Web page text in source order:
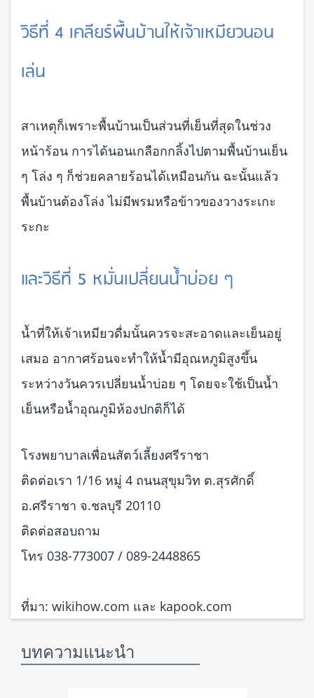
วิธีที่ 4 เคลียร์พื้นบ้านให้เจ้าเหมียวนอน
เล่น
สาเหตุก็เพราะพื้นบ้านเป็นส่วนที่เย็นที่สุดในช่วง
หน้าร้อน การได้นอนเกลือกกลิ้งไปตามพื้นบ้านเย็น
ๆ โล่ง ๆ ก็ช่วยคลายร้อนได้เหมือนกัน ฉะนั้นแล้ว
พื้นบ้านต้องโล่ง ไม่มีพรมหรือข้าวของวางระเกะ
ระกะ
และวิธีที่ 5 หมั่นเปลี่ยนน้ำบ่อย ๆ
น้ำที่ให้เจ้าเหมียวดื่มนั้นควรจะสะอาดและเย็นอยู่
เสมอ อากาศร้อนจะทำให้น้ำมีอุณหภูมิสูงขึ้น
ระหว่างวันควรเปลี่ยนน้ำบ่อย ๆ โดยจะใช้เป็นน้ำ
เย็นหรือน้ำอุณภูมิห้องปกติก็ได้
โรงพยาบาลเพื่อนสัตว์เลี้ยงศรีราชา
ติดต่อเรา 1/16 หมู่ 4 ถนนสุขุมวิท ต.สุรศักดิ์
อ.ศรีราชา จ.ชลบุรี 20110
ติดต่อสอบถาม
โทร 038-773007 / 089-2448865
ที่มา: wikihow.com และ kapook.com
บทความแนะนำ